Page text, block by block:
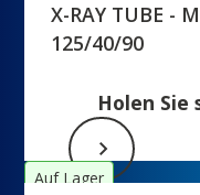
X-RAY TUBE -
125/40/90
Holen Sie
Auf Lager